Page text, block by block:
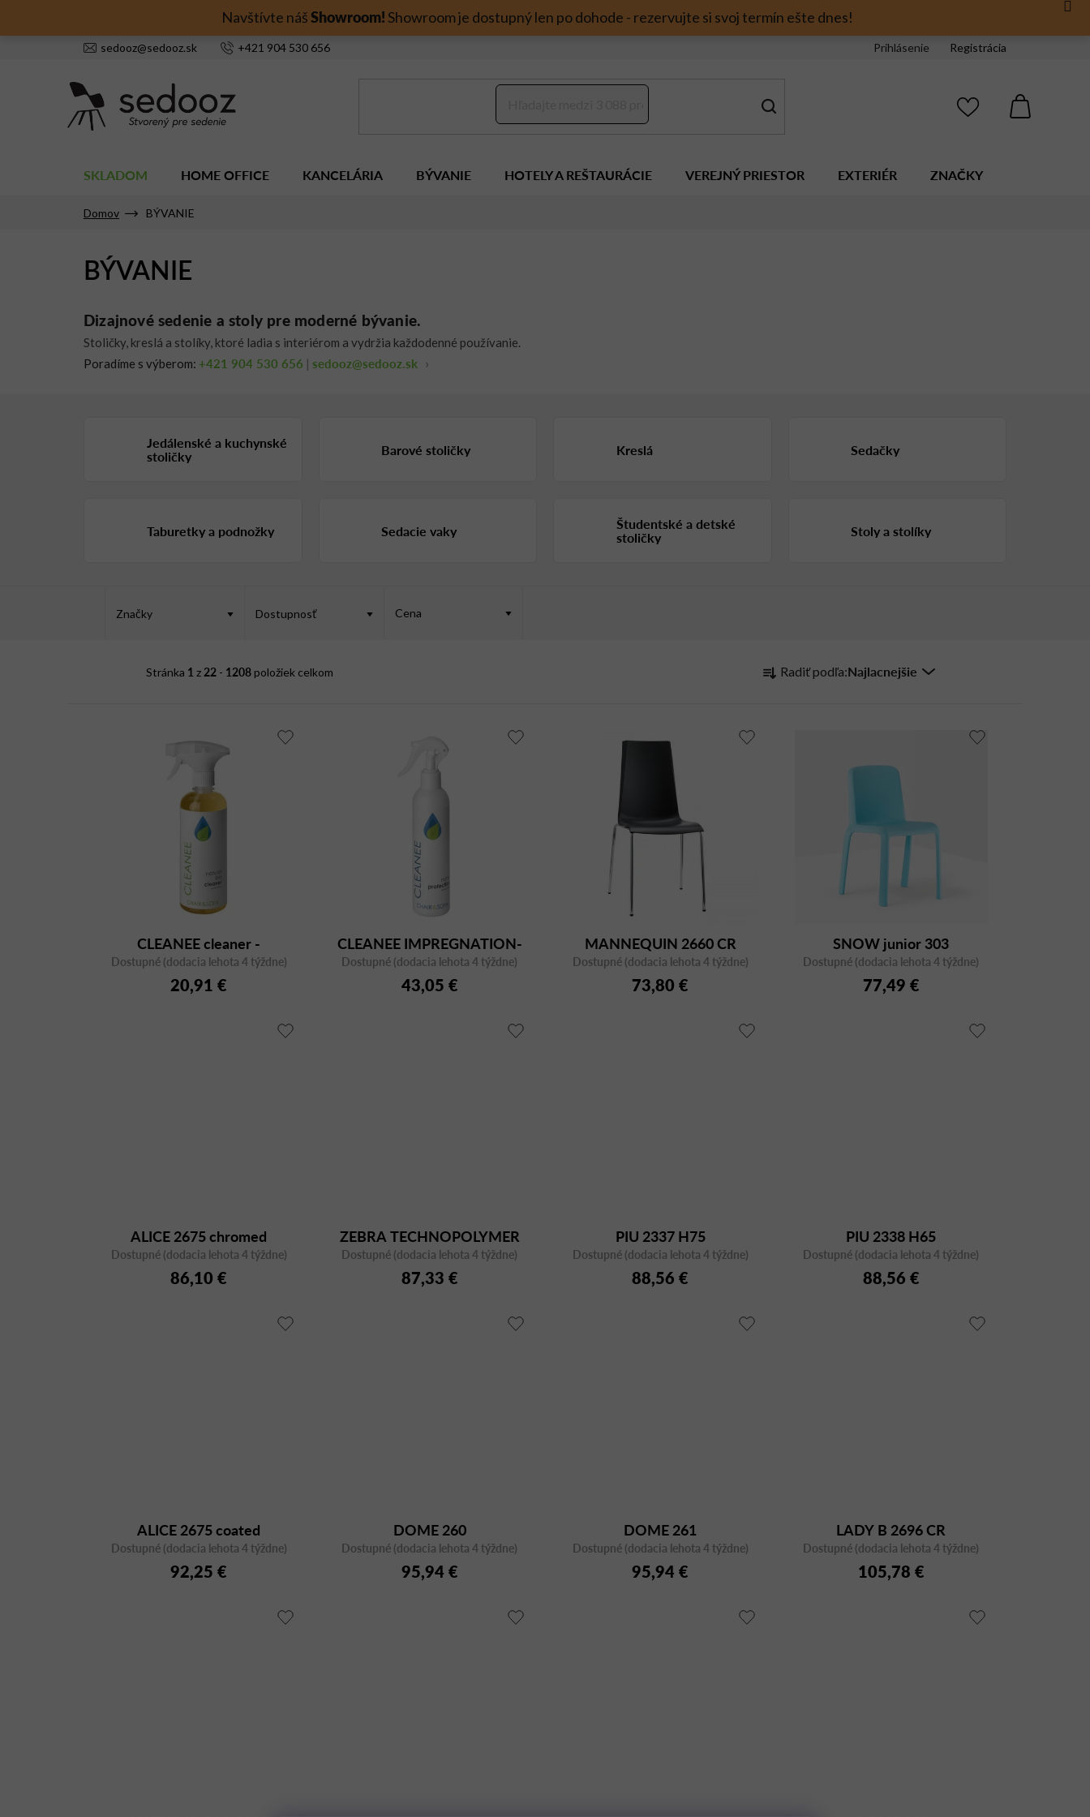
Navštívte nášShowroom!Showroom je dostupný len po dohode - rezervujte si svoj termín ešte dnes!
sedooz@sedooz.sk +421 904 530 656 Prihlásenie Registrácia
SKLADOM HOME OFFICE KANCELÁRIA BÝVANIE HOTELY A REŠTAURÁCIE VEREJNÝ PRIESTOR EXTERIÉR ZNAČKY
Domov BÝVANIE
BÝVANIE
Dizajnové sedenie a stoly pre moderné bývanie.
Stoličky, kreslá a stolíky, ktoré ladia s interiérom a vydržia každodenné používanie.
Poradíme s výberom: +421 904 530 656 | sedooz@sedooz.sk ›
Jedálenské a kuchynské
stoličky Barové stoličky Kreslá Sedačky
Taburetky a podnožky Sedacie vaky Študentské a detské
stoličky Stoly a stolíky
Stránka 1 z 22 - 1208 položiek celkom R
a Radiť podľa:Najlacnejšie
Značky Dostupnosť Cena
CLEANEE cleaner -
ekologický čistič poťahov
Dostupné (dodacia lehota 4 týždne)
20,91 €
CLEANEE IMPREGNATION-
ekologická impregnácia
poťahov
Dostupné (dodacia lehota 4 týždne)
43,05 €
MANNEQUIN 2660 CR
Dostupné (dodacia lehota 4 týždne)
73,80 €
SNOW junior 303
Dostupné (dodacia lehota 4 týždne)
77,49 €
ALICE 2675 chromed
Dostupné (dodacia lehota 4 týždne)
86,10 €
ZEBRA TECHNOPOLYMER
2615 CR
Dostupné (dodacia lehota 4 týždne)
87,33 €
PIU 2337 H75
Dostupné (dodacia lehota 4 týždne)
88,56 €
PIU 2338 H65
Dostupné (dodacia lehota 4 týždne)
88,56 €
ALICE 2675 coated
Dostupné (dodacia lehota 4 týždne)
92,25 €
DOME 260
Dostupné (dodacia lehota 4 týždne)
95,94 €
DOME 261
Dostupné (dodacia lehota 4 týždne)
95,94 €
LADY B 2696 CR
Dostupné (dodacia lehota 4 týždne)
105,78 €